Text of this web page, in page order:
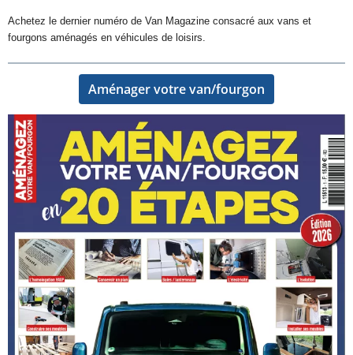
Achetez le dernier numéro de Van Magazine consacré aux vans et
fourgons aménagés en véhicules de loisirs.
Aménager votre van/fourgon